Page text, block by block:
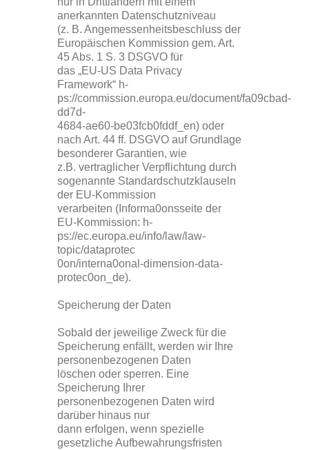
anerkannten Datenschutzniveau
(z. B. Angemessenheitsbeschluss der
Europäischen Kommission gem. Art.
45 Abs. 1 S. 3 DSGVO für
das „EU-US Data Privacy
Framework“ h-
ps://commission.europa.eu/document/fa09cbad-
dd7d-
4684-ae60-be03fcb0fddf_en) oder
nach Art. 44 ff. DSGVO auf Grundlage
besonderer Garantien, wie
z.B. vertraglicher Verpflichtung durch
sogenannte Standardschutzklauseln
der EU-Kommission
verarbeiten (Informa0onsseite der
EU-Kommission: h-
ps://ec.europa.eu/info/law/law-
topic/dataprotec
0on/interna0onal-dimension-data-
protec0on_de).
Speicherung der Daten
Sobald der jeweilige Zweck für die
Speicherung enfällt, werden wir Ihre
personenbezogenen Daten
löschen oder sperren. Eine
Speicherung Ihrer
personenbezogenen Daten wird
darüber hinaus nur
dann erfolgen, wenn spezielle
gesetzliche Aufbewahrungsfristen